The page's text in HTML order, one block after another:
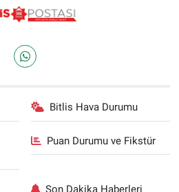
Bitlis Hava Durumu
Puan Durumu ve Fikstür
Son Dakika Haberleri